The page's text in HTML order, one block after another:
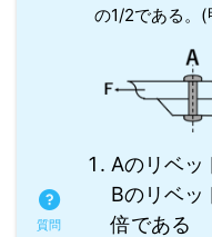
の1/2である。(
Aのリベッ
Bのリベッ
倍である